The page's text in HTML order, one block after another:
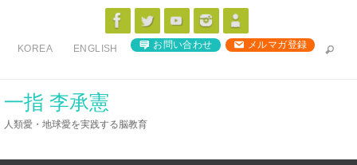
ス
KOREA ENGLISH お問い合わせ メルマガ登録
一指 李承憲
人類愛・地球愛を実践する脳教育